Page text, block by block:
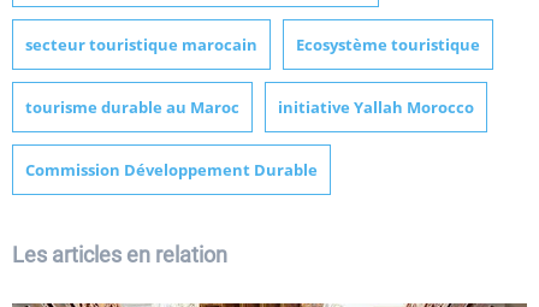
secteur touristique marocain Ecosystème touristique
tourisme durable au Maroc initiative Yallah Morocco
Commission Développement Durable
Les articles en relation